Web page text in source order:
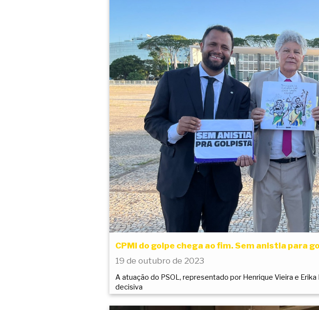
CPMI do golpe chega ao fim. Sem anistia para
19 de outubro de 2023
A atuação do PSOL, representado por Henrique Vieira e
decisiva